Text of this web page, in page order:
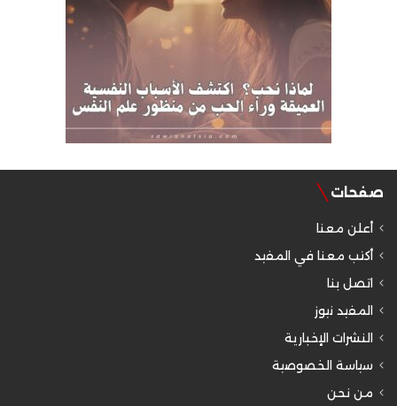
صفحات
أعلن معنا
أكتب معنا في المفيد
اتصل بنا
المفيد نيوز
النشرات الإخبارية
سياسة الخصوصية
من نحن